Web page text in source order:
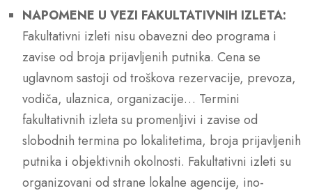
NAPOMENE U VEZI FAKULTATIVNIH IZLETA:
Fakultativni izleti nisu obavezni deo programa i
zavise od broja prijavljenih putnika. Cena se
uglavnom sastoji od troškova rezervacije, prevoza,
vodiča, ulaznica, organizacije… Termini
fakultativnih izleta su promenljivi i zavise od
slobodnih termina po lokalitetima, broja prijavljenih
putnika i objektivnih okolnosti. Fakultativni izleti su
organizovani od strane lokalne agencije, ino-